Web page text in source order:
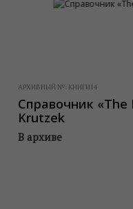
АРХИВНЫЙ №: КНИГИ14
Справочник «The
Krutzek
В архиве